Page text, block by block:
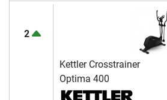
2
Kettler Crosstrainer
Optima 400